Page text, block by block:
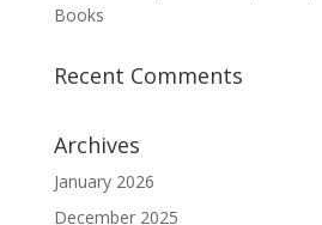
Books
Recent Comments
Archives
January 2026
December 2025